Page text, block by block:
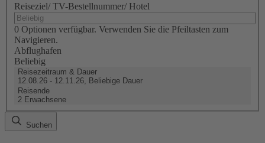
Reiseziel/ TV-Bestellnummer/ Hotel
0 Optionen verfügbar. Verwenden Sie die Pfeiltasten zum
Navigieren.
Abflughafen
Beliebig
Reisezeitraum & Dauer
12.08.26 - 12.11.26, Beliebige Dauer
Reisende
2 Erwachsene
Suchen